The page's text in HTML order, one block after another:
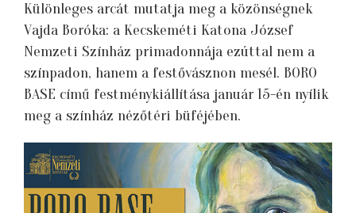
Különleges arcát mutatja meg a közönségnek
Vajda Boróka: a Kecskeméti Katona József
Nemzeti Színház primadonnája ezúttal nem a
színpadon, hanem a festővásznon mesél. BORO
BASE című festménykiállítása január 15-én nyílik
meg a színház nézőtéri büféjében.